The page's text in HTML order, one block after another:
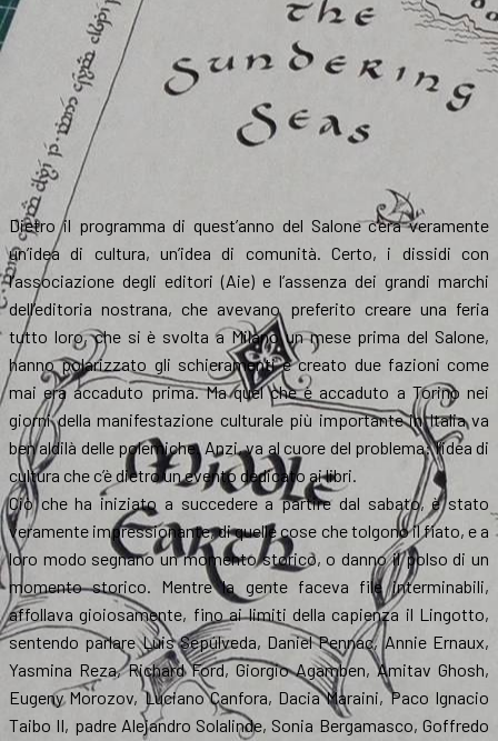
Dietro il programma di quest’anno del Salone c’era veramente
un’idea di cultura, un’idea di comunità. Certo, i dissidi con
l’associazione degli editori (Aie) e l’assenza dei grandi marchi
dell’editoria nostrana, che avevano preferito creare una feria
tutto loro, che si è svolta a Milano un mese prima del Salone,
hanno polarizzato gli schieramenti e creato due fazioni come
mai era accaduto prima. Ma quel che è accaduto a Torino nei
giorni della manifestazione culturale più importante in Italia va
ben aldilà delle polemiche. Anzi, va al cuore del problema: l’idea di
cultura che c’è dietro un evento dedicato ai libri.
Ciò che ha iniziato a succedere a partire dal sabato, è stato
veramente impressionante, di quelle cose che tolgono il fiato, e a
loro modo segnano un momento storico, o danno il polso di un
momento storico. Mentre la gente faceva file interminabili,
affollava gioiosamente, fino ai limiti della capienza il Lingotto,
sentendo parlare Luis Sepúlveda, Daniel Pennac, Annie Ernaux,
Yasmina Reza, Richard Ford, Giorgio Agamben, Amitav Ghosh,
Eugeny Morozov, Luciano Canfora, Dacia Maraini, Paco Ignacio
Taibo II, padre Alejandro Solalinde, Sonia Bergamasco, Goffredo